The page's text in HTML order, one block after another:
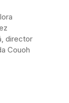
director
Couoh